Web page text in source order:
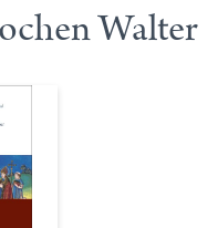
Walter